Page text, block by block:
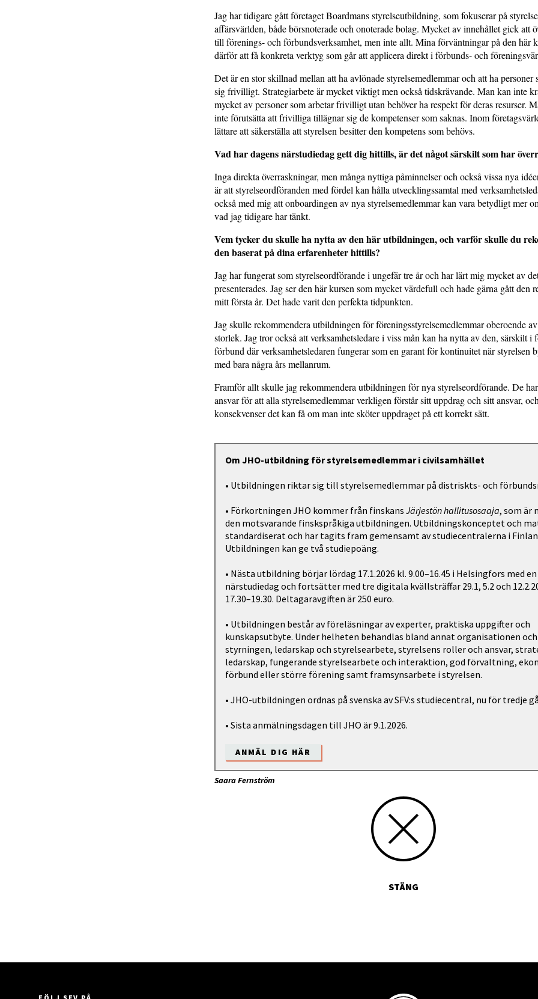
Jag har tidigare gått företaget Boardmans styrelseutbildning, som fokuserar på
affärsvärlden, både börsnoterade och onoterade bolag. Mycket av innehållet gick att
till förenings- och förbundsverksamhet, men inte allt. Mina förväntningar på den här
därför att få konkreta verktyg som går att applicera direkt i förbunds- och
Det är en stor skillnad mellan att ha avlönade styrelsemedlemmar och att ha personer
sig frivilligt. Strategiarbete är mycket viktigt men också tidskrävande. Man kan inte
mycket av personer som arbetar frivilligt utan behöver ha respekt för deras resurser.
inte förutsätta att frivilliga tillägnar sig de kompetenser som saknas. Inom
lättare att säkerställa att styrelsen besitter den kompetens som behövs.
Vad har dagens närstudiedag gett dig hittills, är det något särskilt som har
Inga direkta överraskningar, men många nyttiga påminnelser och också vissa nya
är att styrelseordföranden med fördel kan hålla utvecklingssamtal med
också med mig att onboardingen av nya styrelsemedlemmar kan vara betydligt mer
vad jag tidigare har tänkt.
Vem tycker du skulle ha nytta av den här utbildningen, och varför skulle du
den baserat på dina erfarenheter hittills?
Jag har fungerat som styrelseordförande i ungefär tre år och har lärt mig mycket av
presenterades. Jag ser den här kursen som mycket värdefull och hade gärna gått den
mitt första år. Det hade varit den perfekta tidpunkten.
Jag skulle rekommendera utbildningen för föreningsstyrelsemedlemmar oberoende
storlek. Jag tror också att verksamhetsledare i viss mån kan ha nytta av den, särskilt i
förbund där verksamhetsledaren fungerar som en garant för kontinuitet när styrelsen
med bara några års mellanrum.
Framför allt skulle jag rekommendera utbildningen för nya styrelseordförande. De
ansvar för att alla styrelsemedlemmar verkligen förstår sitt uppdrag och sitt ansvar,
konsekvenser det kan få om man inte sköter uppdraget på ett korrekt sätt.
Om JHO-utbildning för styrelsemedlemmar i civilsamhället
• Utbildningen riktar sig till styrelsemedlemmar på distriskts- och
• Förkortningen JHO kommer från finskans Järjestön hallitusosaaja, som är
den motsvarande finskspråkiga utbildningen. Utbildningskonceptet och
standardiserat och har tagits fram gemensamt av studiecentralerna i
Utbildningen kan ge två studiepoäng.
• Nästa utbildning börjar lördag 17.1.2026 kl. 9.00–16.45 i Helsingfors med en
närstudiedag och fortsätter med tre digitala kvällsträffar 29.1, 5.2 och
17.30–19.30. Deltagaravgiften är 250 euro.
• Utbildningen består av föreläsningar av experter, praktiska uppgifter och
kunskapsutbyte. Under helheten behandlas bland annat organisationen och
styrningen, ledarskap och styrelsearbete, styrelsens roller och ansvar,
ledarskap, fungerande styrelsearbete och interaktion, god förvaltning,
förbund eller större förening samt framsynsarbete i styrelsen.
• JHO-utbildningen ordnas på svenska av SFV:s studiecentral, nu för tredje
• Sista anmälningsdagen till JHO är 9.1.2026.
ANMÄL DIG HÄR
Saara Fernström
STÄNG